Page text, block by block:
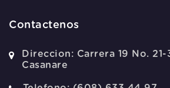
Contactenos
Direccion: Carrera 19 No.
Casanare